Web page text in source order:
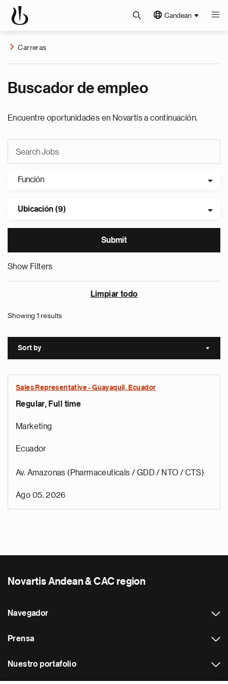
Candean
Carreras
Buscador de empleo
Encuentre oportunidades en Novartis a continuación.
Función
Ubicación (9)
Show Filters
Limpiar todo
Showing 1 results
Sort by Sort
Sales Representative - Guayaquil, Ecuador
Regular, Full time
Marketing
Ecuador
Av. Amazonas (Pharmaceuticals / GDD / NTO / CTS)
Ago 05, 2026
Novartis Andean & CAC region
Navegador
Prensa
Nuestro portafolio